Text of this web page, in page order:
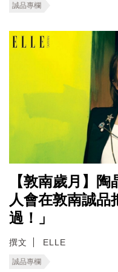
誠品專欄
【敦南歲月】
人會在敦南誠品
過！」
撰文 ELLE
誠品專欄